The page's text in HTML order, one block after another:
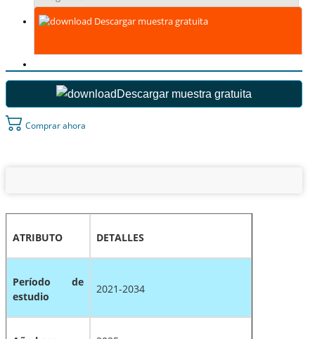
Descargar muestra gratuita
Descargar muestra gratuita
Comprar ahora
ATRIBUTO DETALLES
Período de
estudio
2021-2034